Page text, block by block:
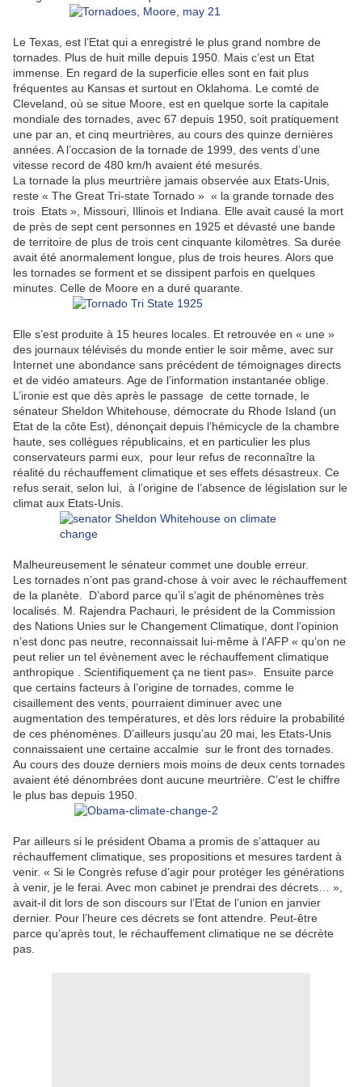
Le Texas, est l’Etat qui a enregistré le plus grand nombre de
tornades. Plus de huit mille depuis 1950. Mais c’est un Etat
immense. En regard de la superficie elles sont en fait plus
fréquentes au Kansas et surtout en Oklahoma. Le comté de
Cleveland, où se situe Moore, est en quelque sorte la capitale
mondiale des tornades, avec 67 depuis 1950, soit pratiquement
une par an, et cinq meurtrières, au cours des quinze dernières
années. A l’occasion de la tornade de 1999, des vents d’une
vitesse record de 480 km/h avaient été mesurés.
La tornade la plus meurtrière jamais observée aux Etats-Unis,
reste « The Great Tri-state Tornado » « la grande tornade des
trois Etats », Missouri, Illinois et Indiana. Elle avait causé la mort
de près de sept cent personnes en 1925 et dévasté une bande
de territoire de plus de trois cent cinquante kilomètres. Sa durée
avait été anormalement longue, plus de trois heures. Alors que
les tornades se forment et se dissipent parfois en quelques
minutes. Celle de Moore en a duré quarante.
Elle s’est produite à 15 heures locales. Et retrouvée en « une »
des journaux télévisés du monde entier le soir même, avec sur
Internet une abondance sans précédent de témoignages directs
et de vidéo amateurs. Age de l’information instantanée oblige.
L’ironie est que dès après le passage de cette tornade, le
sénateur Sheldon Whitehouse, démocrate du Rhode Island (un
Etat de la côte Est), dénonçait depuis l’hémicycle de la chambre
haute, ses collègues républicains, et en particulier les plus
conservateurs parmi eux, pour leur refus de reconnaître la
réalité du réchauffement climatique et ses effets désastreux. Ce
refus serait, selon lui, à l’origine de l’absence de législation sur le
climat aux Etats-Unis.
Malheureusement le sénateur commet une double erreur.
Les tornades n’ont pas grand-chose à voir avec le réchauffement
de la planète. D’abord parce qu’il s’agit de phénomènes très
localisés. M. Rajendra Pachauri, le président de la Commission
des Nations Unies sur le Changement Climatique, dont l’opinion
n’est donc pas neutre, reconnaissait lui-même à l’AFP « qu’on ne
peut relier un tel évènement avec le réchauffement climatique
anthropique . Scientifiquement ça ne tient pas». Ensuite parce
que certains facteurs à l’origine de tornades, comme le
cisaillement des vents, pourraient diminuer avec une
augmentation des températures, et dès lors réduire la probabilité
de ces phénomènes. D’ailleurs jusqu’au 20 mai, les Etats-Unis
connaissaient une certaine accalmie sur le front des tornades.
Au cours des douze derniers mois moins de deux cents tornades
avaient été dénombrées dont aucune meurtrière. C’est le chiffre
le plus bas depuis 1950.
Par ailleurs si le président Obama a promis de s’attaquer au
réchauffement climatique, ses propositions et mesures tardent à
venir. « Si le Congrès refuse d’agir pour protéger les générations
à venir, je le ferai. Avec mon cabinet je prendrai des décrets… »,
avait-il dit lors de son discours sur l’Etat de l’union en janvier
dernier. Pour l’heure ces décrets se font attendre. Peut-être
parce qu’après tout, le réchauffement climatique ne se décrète
pas.